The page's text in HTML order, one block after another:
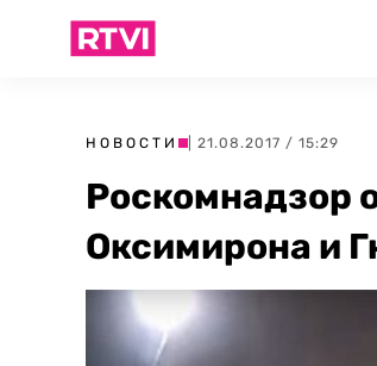
НОВОСТИ | 21.08.2017 / 15:29
Роскомнадзор
Оксимирона и